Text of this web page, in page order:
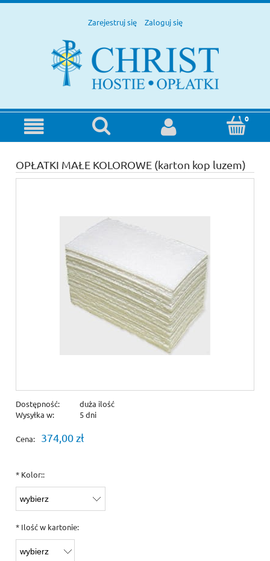
Zarejestruj się Zaloguj się
OPŁATKI MAŁE KOLOROWE (karton kop luzem)
Dostępność:
duża ilość
Wysyłka w:
5 dni
Cena: 374,00 zł
* Kolor::
* Ilość w kartonie: